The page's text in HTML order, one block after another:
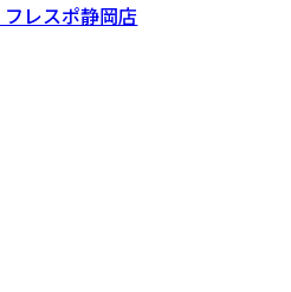
レスポ静岡店